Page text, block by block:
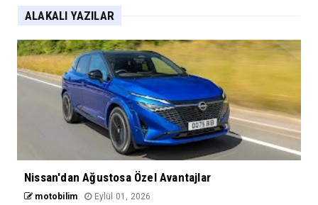
ALAKALI YAZILAR
Nissan'dan Ağustosa Özel Avantajlar
motobilim Eylül 01, 2026